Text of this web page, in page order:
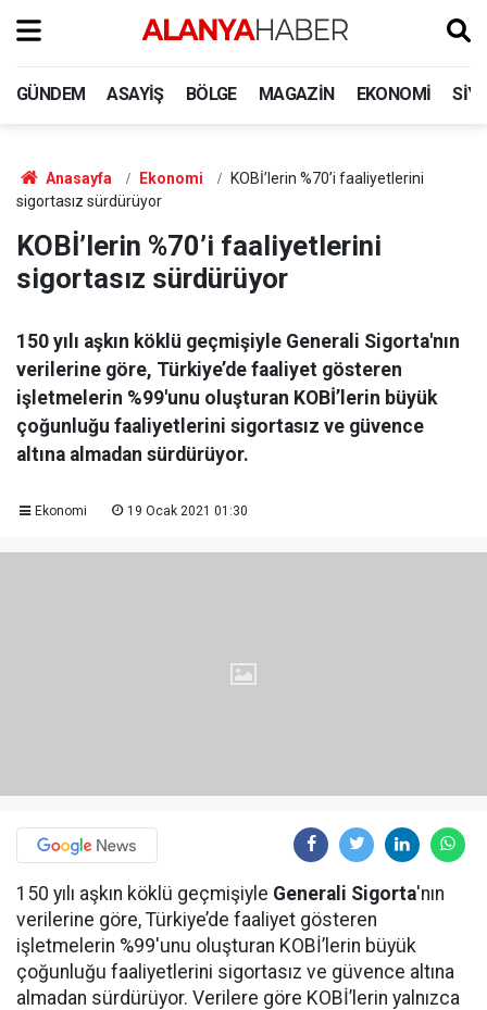
GÜNDEM ASAYIŞ BÖLGE MAGAZIN EKONOMI
Anasayfa Ekonomi
KOBİ’lerin %70’i faaliyetlerini
sigortasız sürdürüyor
KOBİ’lerin %70’i faaliyetlerini
sigortasız sürdürüyor
150 yılı aşkın köklü geçmişiyle Generali Sigorta'nın
verilerine göre, Türkiye’de faaliyet gösteren
işletmelerin %99'unu oluşturan KOBİ’lerin büyük
çoğunluğu faaliyetlerini sigortasız ve güvence
altına almadan sürdürüyor.
Ekonomi 19 Ocak 2021 01:30
150 yılı aşkın köklü geçmişiyle Generali Sigorta'nın
verilerine göre, Türkiye’de faaliyet gösteren
işletmelerin %99'unu oluşturan KOBİ’lerin büyük
çoğunluğu faaliyetlerini sigortasız ve güvence altına
almadan sürdürüyor. Verilere göre KOBİ’lerin yalnızca